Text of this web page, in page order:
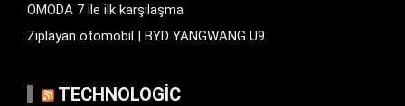
OMODA 7 ile ilk karşılaşma
Zıplayan otomobil | BYD YANGWANG U9
TECHNOLOGIC